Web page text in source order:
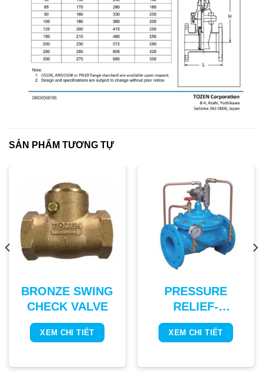
SẢN PHẨM TƯƠNG TỰ
BRONZE SWING
CHECK VALVE
XEM CHI TIẾT
PRESSURE
RELIEF-
SUSTAINING
VALVE
XEM CHI TIẾT